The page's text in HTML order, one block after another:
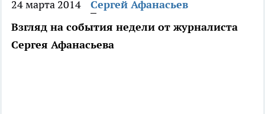
24 марта 2014
Сергей Афанасьев
Взгляд на события недели от журналиста
Сергея Афанасьева